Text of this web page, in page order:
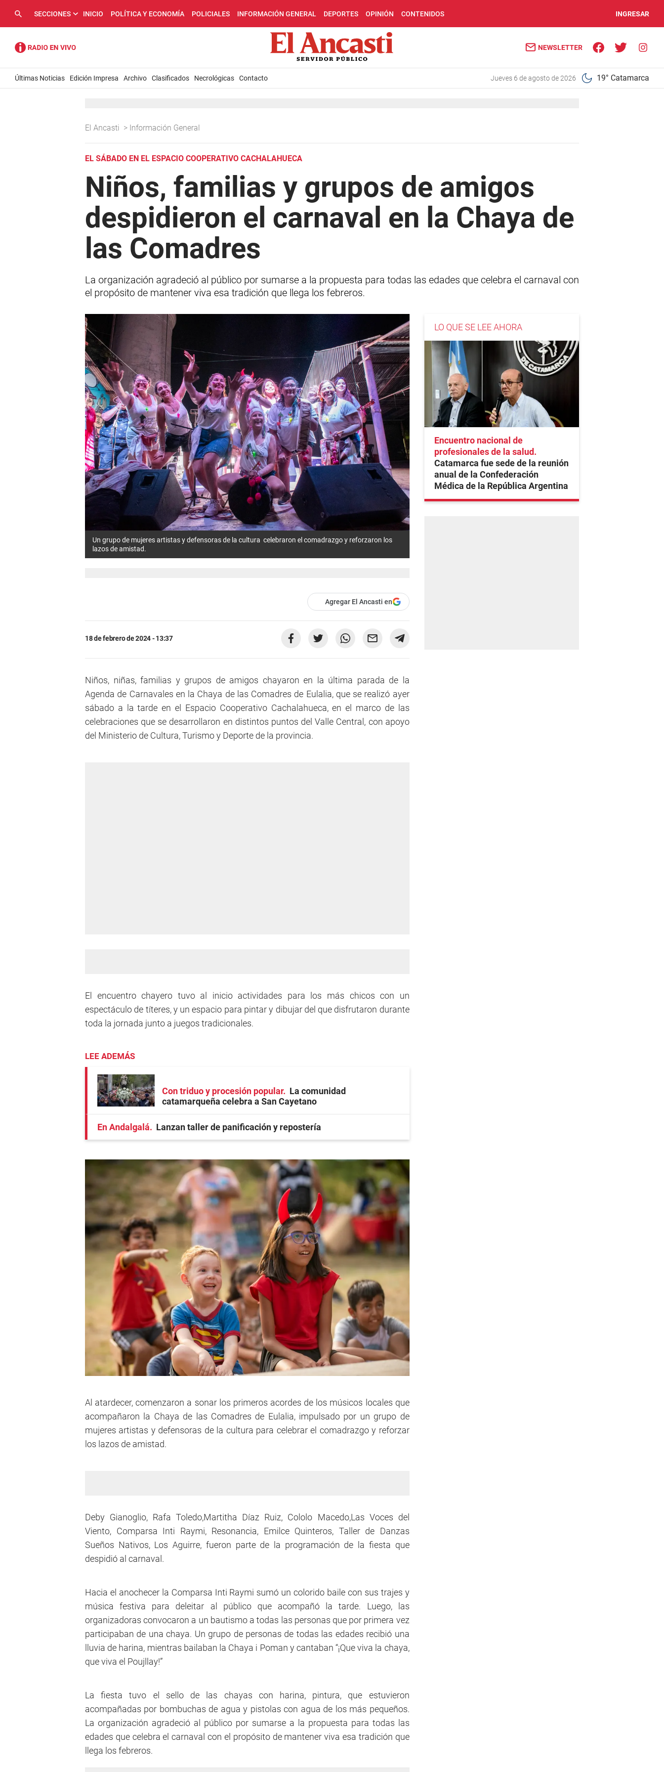
SECCIONES INICIO POLÍTICA Y ECONOMÍA POLICIALES INFORMACIÓN GENERAL DEPORTES OPINIÓN CONTENIDOS INGRESAR
NEWSLETTER
Últimas Noticias Edición Impresa Archivo Clasificados Necrológicas Contacto jueves 6 de agosto de 2026 19° Catamarca
El Ancasti > Información General
EL SÁBADO EN EL ESPACIO COOPERATIVO CACHALAHUECA
Niños, familias y grupos de amigos
despidieron el carnaval en la Chaya de
las Comadres
La organización agradeció al público por sumarse a la propuesta para todas las edades que celebra el carnaval con
el propósito de mantener viva esa tradición que llega los febreros.
Un grupo de mujeres artistas y defensoras de la cultura celebraron el comadrazgo y reforzaron los
lazos de amistad.
Agregar El Ancasti en
18 de febrero de 2024 - 13:37
Niños, niñas, familias y grupos de amigos chayaron en la última parada de la
Agenda de Carnavales en la Chaya de las Comadres de Eulalia, que se realizó ayer
sábado a la tarde en el Espacio Cooperativo Cachalahueca, en el marco de las
celebraciones que se desarrollaron en distintos puntos del Valle Central, con apoyo
del Ministerio de Cultura, Turismo y Deporte de la provincia.
El encuentro chayero tuvo al inicio actividades para los más chicos con un
espectáculo de títeres, y un espacio para pintar y dibujar del que disfrutaron durante
toda la jornada junto a juegos tradicionales.
LEE ADEMÁS
Con triduo y procesión popular
La comunidad
catamarqueña celebra a San Cayetano
En Andalgalá Lanzan taller de panificación y repostería
Al atardecer, comenzaron a sonar los primeros acordes de los músicos locales que
acompañaron la Chaya de las Comadres de Eulalia, impulsado por un grupo de
mujeres artistas y defensoras de la cultura para celebrar el comadrazgo y reforzar
los lazos de amistad.
Deby Gianoglio, Rafa Toledo,Martitha Díaz Ruiz, Cololo Macedo,Las Voces del
Viento, Comparsa Inti Raymi, Resonancia, Emilce Quinteros, Taller de Danzas
Sueños Nativos, Los Aguirre, fueron parte de la programación de la fiesta que
despidió al carnaval.
Hacia el anochecer la Comparsa Inti Raymi sumó un colorido baile con sus trajes y
música festiva para deleitar al público que acompañó la tarde. Luego, las
organizadoras convocaron a un bautismo a todas las personas que por primera vez
participaban de una chaya. Un grupo de personas de todas las edades recibió una
lluvia de harina, mientras bailaban la Chaya i Poman y cantaban “¡Que viva la chaya,
que viva el Poujllay!”
La fiesta tuvo el sello de las chayas con harina, pintura, que estuvieron
acompañadas por bombuchas de agua y pistolas con agua de los más pequeños.
La organización agradeció al público por sumarse a la propuesta para todas las
edades que celebra el carnaval con el propósito de mantener viva esa tradición que
llega los febreros.
LO QUE SE LEE AHORA
Encuentro nacional de
profesionales de la salud
Catamarca fue sede de la reunión
anual de la Confederación
Médica de la República Argentina